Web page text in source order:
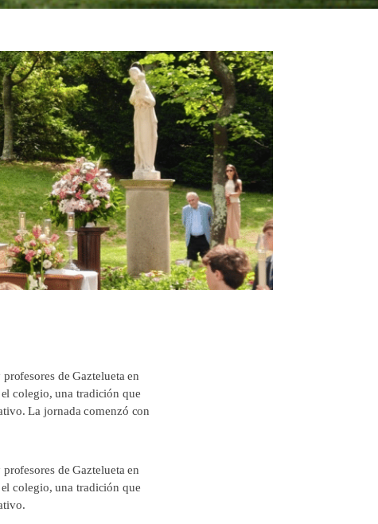
de Gaztelueta en
colegio, una tradición que
La jornada comenzó con
de Gaztelueta en
colegio, una tradición que